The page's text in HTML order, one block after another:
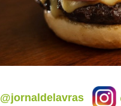
@jornaldelavras